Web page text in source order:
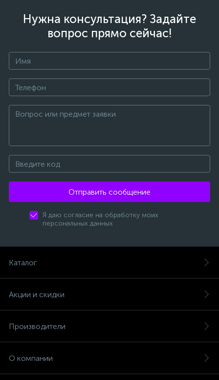
Нужна консультация? Задайте
вопрос прямо сейчас!
Отправить сообщение
Я даю согласие на обработку моих
персональных данных
Каталог
Акции и скидки
Производители
О компании